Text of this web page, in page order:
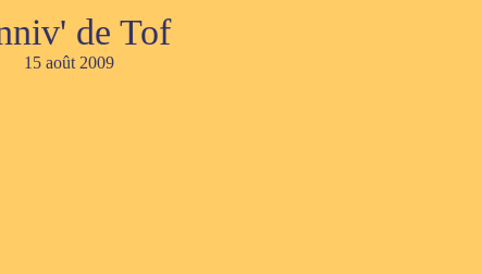
de Tof
15 août 2009